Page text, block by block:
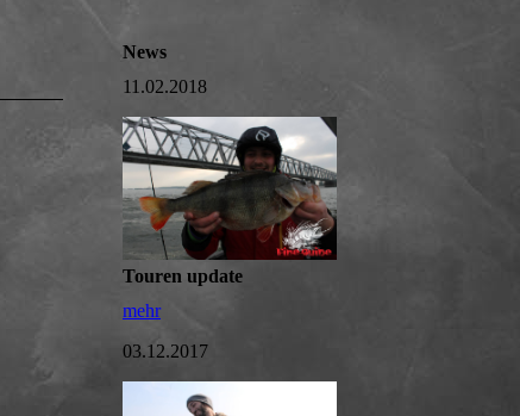
News
11.02.2018
Touren update
mehr
03.12.2017